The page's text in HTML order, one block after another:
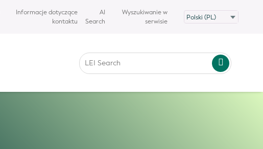
Informacje dotyczące
kontaktu
AI
Search
Wyszukiwanie w
serwisie